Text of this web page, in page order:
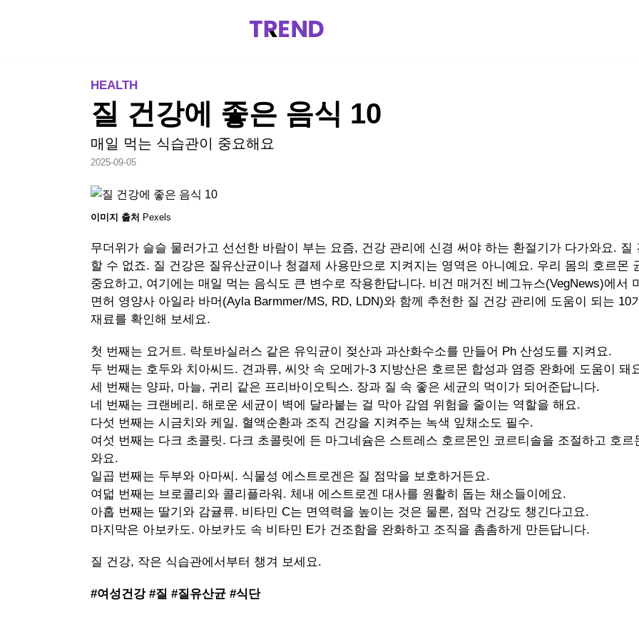
TREND
HEALTH
질 건강에 좋은 음식 10
매일 먹는 식습관이 중요해요
2025-09-05
이미지 출처 Pexels
무더위가 슬슬 물러가고 선선한 바람이 부는 요즘, 건강 관리에 신경 써야 하는 환절기가 다가와요. 질
할 수 없죠. 질 건강은 질유산균이나 청결제 사용만으로 지켜지는 영역은 아니예요. 우리 몸의 호르몬
중요하고, 여기에는 매일 먹는 음식도 큰 변수로 작용한답니다. 비건 매거진 베그뉴스(VegNews)에서
면허 영양사 아일라 바머(Ayla Barmmer/MS, RD, LDN)와 함께 추천한 질 건강 관리에 도움이 되는 10
재료를 확인해 보세요.
첫 번째는 요거트. 락토바실러스 같은 유익균이 젖산과 과산화수소를 만들어 Ph 산성도를 지켜요.
두 번째는 호두와 치아씨드. 견과류, 씨앗 속 오메가-3 지방산은 호르몬 합성과 염증 완화에 도움이 돼
세 번째는 양파, 마늘, 귀리 같은 프리바이오틱스. 장과 질 속 좋은 세균의 먹이가 되어준답니다.
네 번째는 크랜베리. 해로운 세균이 벽에 달라붙는 걸 막아 감염 위험을 줄이는 역할을 해요.
다섯 번째는 시금치와 케일. 혈액순환과 조직 건강을 지켜주는 녹색 잎채소도 필수.
여섯 번째는 다크 초콜릿. 다크 초콜릿에 든 마그네슘은 스트레스 호르몬인 코르티솔을 조절하고 호르
와요.
일곱 번째는 두부와 아마씨. 식물성 에스트로겐은 질 점막을 보호하거든요.
여덟 번째는 브로콜리와 콜리플라워. 체내 에스트로겐 대사를 원활히 돕는 채소들이에요.
아홉 번째는 딸기와 감귤류. 비타민 C는 면역력을 높이는 것은 물론, 점막 건강도 챙긴다고요.
마지막은 아보카도. 아보카도 속 비타민 E가 건조함을 완화하고 조직을 촘촘하게 만든답니다.
질 건강, 작은 식습관에서부터 챙겨 보세요.
#여성건강 #질 #질유산균 #식단